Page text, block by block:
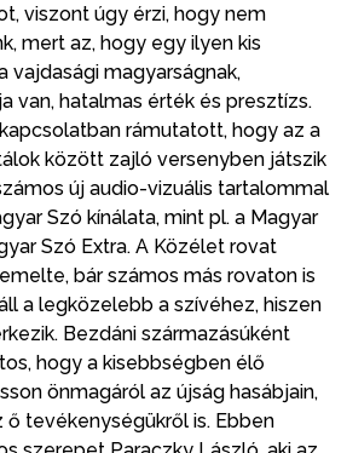
viszont úgy érzi, hogy nem
mert az, hogy egy ilyen kis
vajdasági magyarságnak,
van, hatalmas érték és presztízs.
rámutatott, hogy az a
között zajló versenyben játszik
új audio-vizuális tartalommal
Szó kínálata, mint pl. a Magyar
Szó Extra. A Közélet rovat
bár számos más rovaton is
a legközelebb a szívéhez, hiszen
Bezdáni származásúként
hogy a kisebbségben élő
önmagáról az újság hasábjain,
ő tevékenységükről is. Ebben